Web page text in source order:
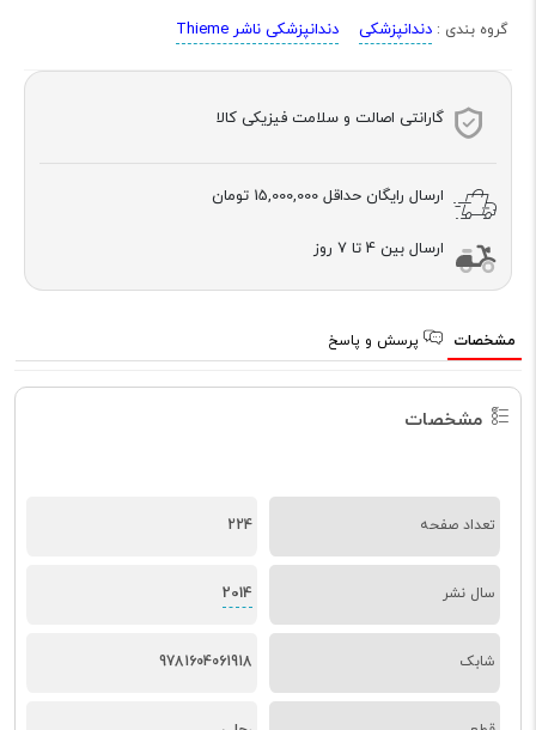
گروه بندی : دندانپزشکی دندانپزشکی ناشر Thieme
گارانتی اصالت و سلامت فیزیکی کالا
ارسال رایگان حداقل 15,000,000 تومان
ارسال بین 4 تا 7 روز
مشخصات پرسش و پاسخ
مشخصات
تعداد صفحه 224
سال نشر 2014
شابک 9781604061918